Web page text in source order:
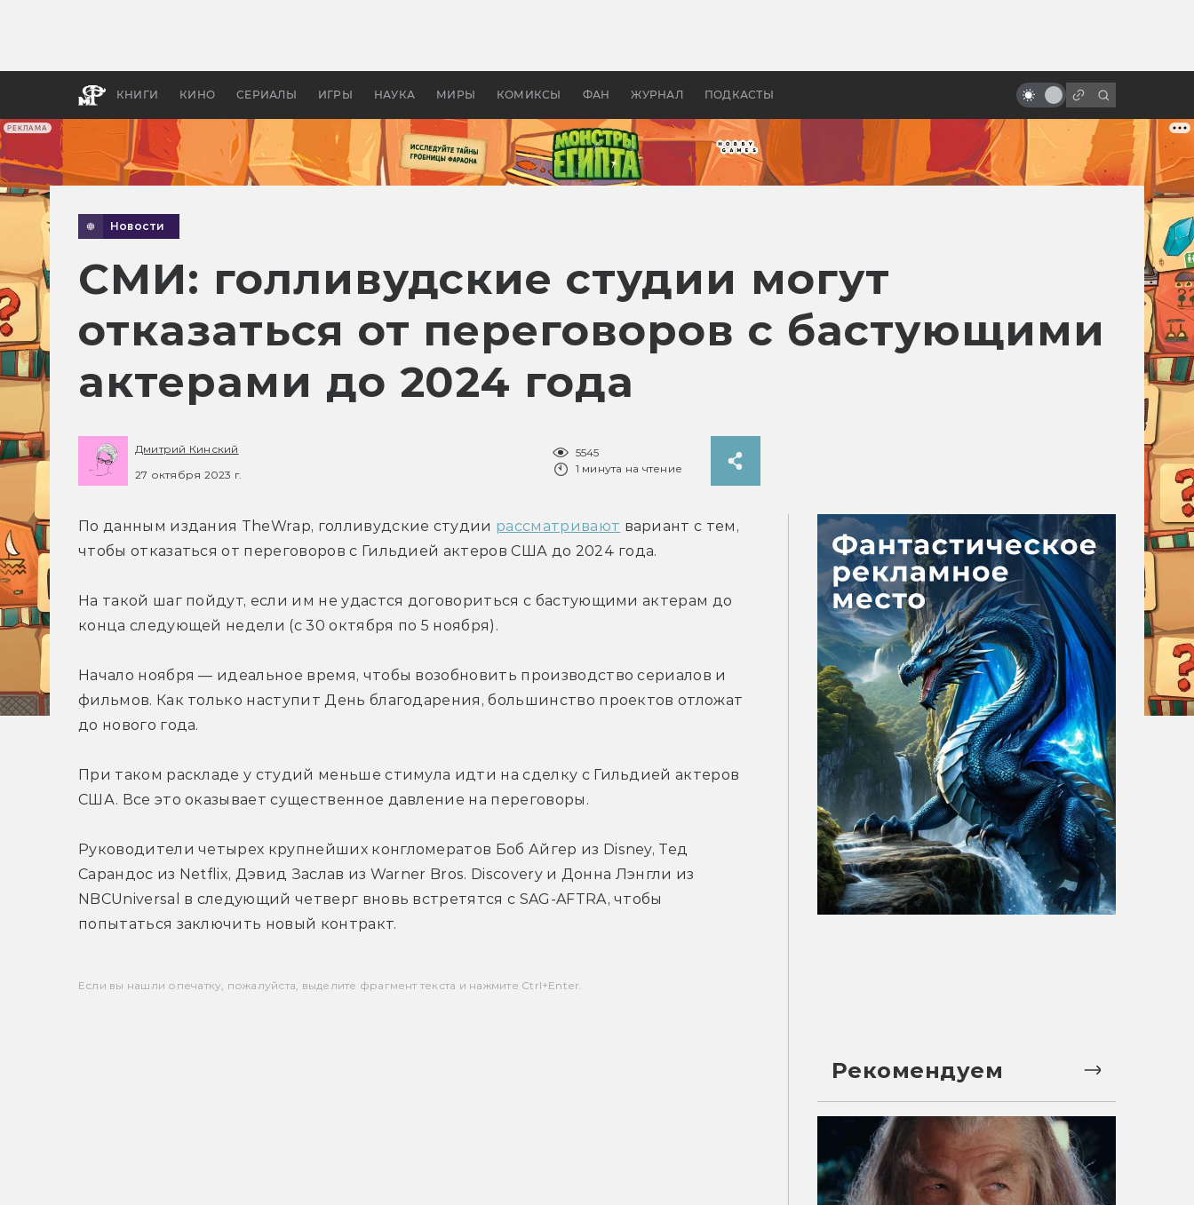
РЕКЛАМА
КНИГИ КИНО СЕРИАЛЫ ИГРЫ НАУКА МИРЫ КОМИКСЫ ФАН ЖУРНАЛ ПОДКАСТЫ
апокалипсис, в России —
бы «Властелина колец»
на провал
Новости
СМИ: голливудские студии могут
отказаться от переговоров с бастующими
актерами до 2024 года
Дмитрий Кинский
27 октября 2023 г.
5545
1 минута на чтение
По данным издания TheWrap, голливудские студии рассматривают вариант с тем,
чтобы отказаться от переговоров с Гильдией актеров США до 2024 года.
На такой шаг пойдут, если им не удастся договориться с бастующими актерам до
конца следующей недели (с 30 октября по 5 ноября).
Начало ноября — идеальное время, чтобы возобновить производство сериалов и
фильмов. Как только наступит День благодарения, большинство проектов отложат
до нового года.
При таком раскладе у студий меньше стимула идти на сделку с Гильдией актеров
США. Все это оказывает существенное давление на переговоры.
Руководители четырех крупнейших конгломератов Боб Айгер из Disney, Тед
Сарандос из Netflix, Дэвид Заслав из Warner Bros. Discovery и Донна Лэнгли из
NBCUniversal в следующий четверг вновь встретятся с SAG-AFTRA, чтобы
попытаться заключить новый контракт.
Если вы нашли опечатку, пожалуйста, выделите фрагмент текста и нажмите Ctrl+Enter.
Рекомендуем